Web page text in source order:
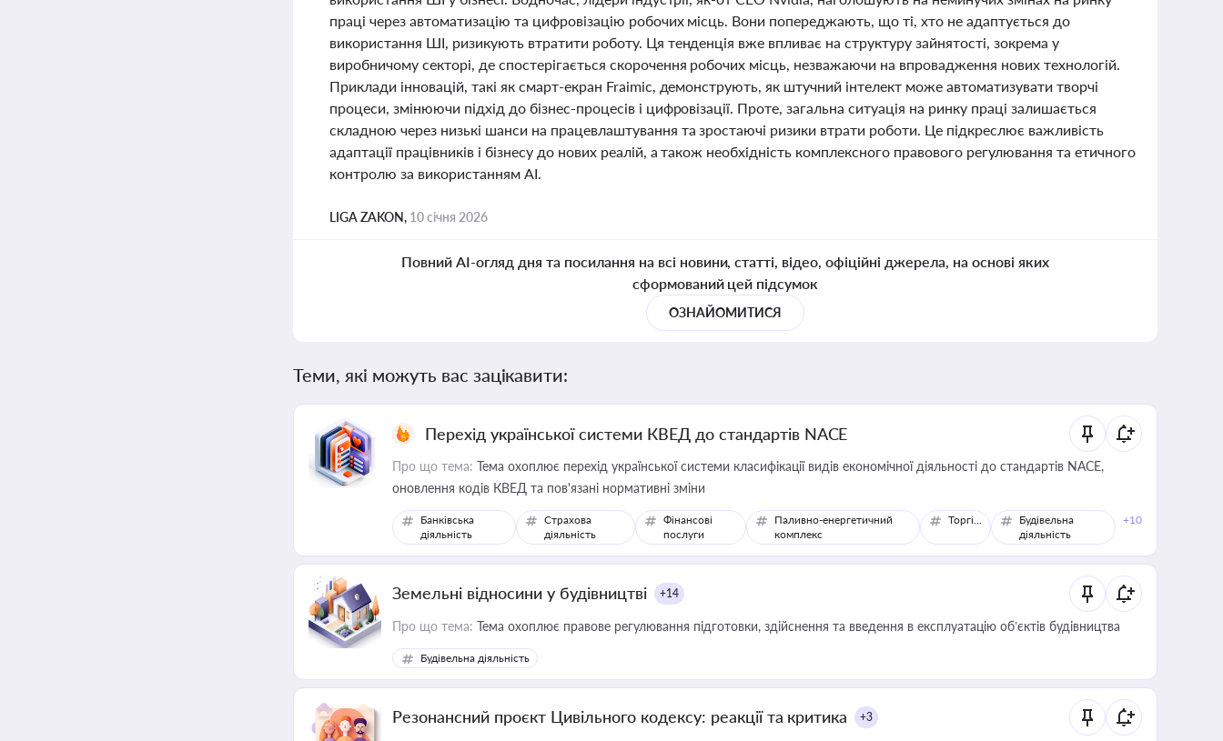
праці через автоматизацію та цифровізацію робочих місць. Вони попереджають, що ті, хто не адаптується до
використання ШІ, ризикують втратити роботу. Ця тенденція вже впливає на структуру зайнятості, зокрема у
виробничому секторі, де спостерігається скорочення робочих місць, незважаючи на впровадження нових технологій.
Приклади інновацій, такі як смарт-екран Fraimic, демонструють, як штучний інтелект може автоматизувати творчі
процеси, змінюючи підхід до бізнес-процесів і цифровізації. Проте, загальна ситуація на ринку праці залишається
складною через низькі шанси на працевлаштування та зростаючі ризики втрати роботи. Це підкреслює важливість
адаптації працівників і бізнесу до нових реалій, а також необхідність комплексного правового регулювання та етичного
контролю за використанням АІ.
LIGA ZAKON, 10 січня 2026
Повний AI-огляд дня та посилання на всі новини, статті, відео, офіційні джерела, на основі яких
сформований цей підсумок
ОЗНАЙОМИТИСЯ
Теми, які можуть вас зацікавити:
Перехід української системи КВЕД до стандартів NACE
Про що тема: Тема охоплює перехід української системи класифікації видів економічної діяльності до стандартів NACE,
оновлення кодів КВЕД та пов'язані нормативні зміни
Банківська
діяльність
Страхова
діяльність
Фінансові
послуги
Паливно-енергетичний
комплекс
Торгівля
Будівельна
діяльність
+10
Земельні відносини у будівництві +14
Про що тема: Тема охоплює правове регулювання підготовки, здійснення та введення в експлуатацію об’єктів будівництва
Будівельна діяльність
Резонансний проєкт Цивільного кодексу: реакції та критика +3